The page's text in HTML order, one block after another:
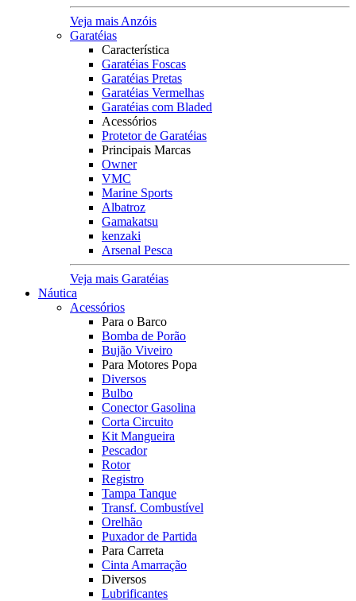
Veja mais Anzóis
Garatéias
Característica
Garatéias Foscas
Garatéias Pretas
Garatéias Vermelhas
Garatéias com Bladed
Acessórios
Protetor de Garatéias
Principais Marcas
Owner
VMC
Marine Sports
Albatroz
Gamakatsu
kenzaki
Arsenal Pesca
Veja mais Garatéias
Náutica
Acessórios
Para o Barco
Bomba de Porão
Bujão Viveiro
Para Motores Popa
Diversos
Bulbo
Conector Gasolina
Corta Circuito
Kit Mangueira
Pescador
Rotor
Registro
Tampa Tanque
Transf. Combustível
Orelhão
Puxador de Partida
Para Carreta
Cinta Amarração
Diversos
Lubrificantes